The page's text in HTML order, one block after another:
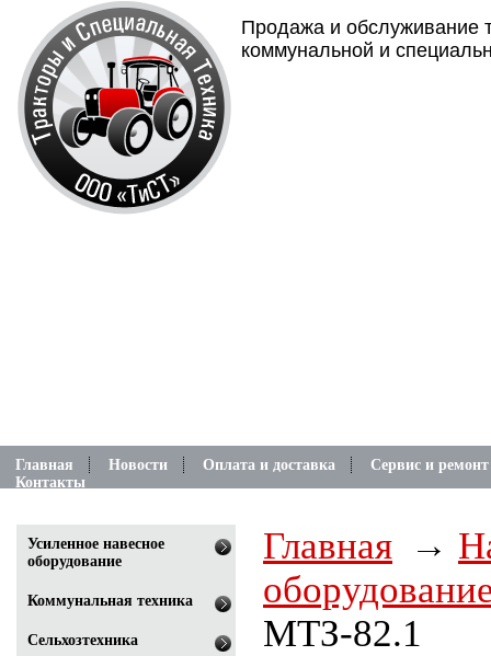
Продажа и обслуживание
коммунальной и
Главная Новости Оплата и доставка
Сервис и ремонт
Контакты
Главная
МТЗ-82.1
Усиленное навесное
оборудование
Коммунальная техника
Сельхозтехника